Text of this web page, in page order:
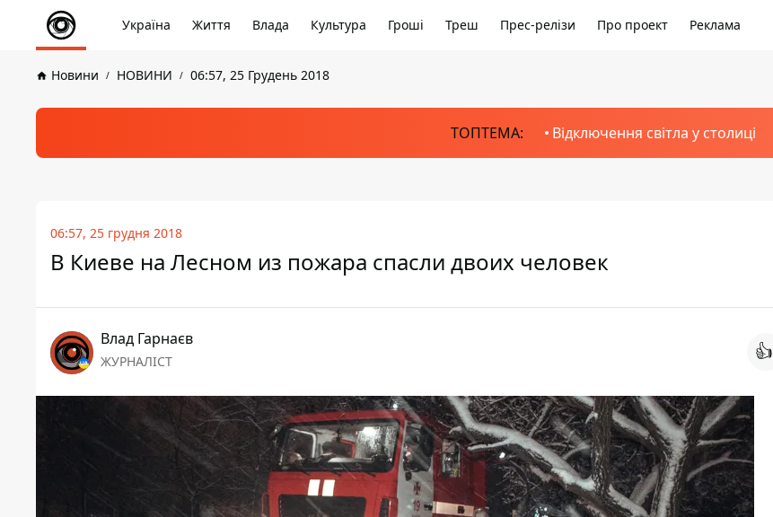
Україна Життя Влада Культура Гроші Треш Прес-релізи Про проект Реклама
Новини НОВИНИ 06:57, 25 Грудень 2018
ТОПТЕМА: Відключення світла у столиці
06:57, 25 грудня 2018
В Киеве на Лесном из пожара спасли двоих человек
Влад Гарнаєв
ЖУРНАЛІСТ 👍